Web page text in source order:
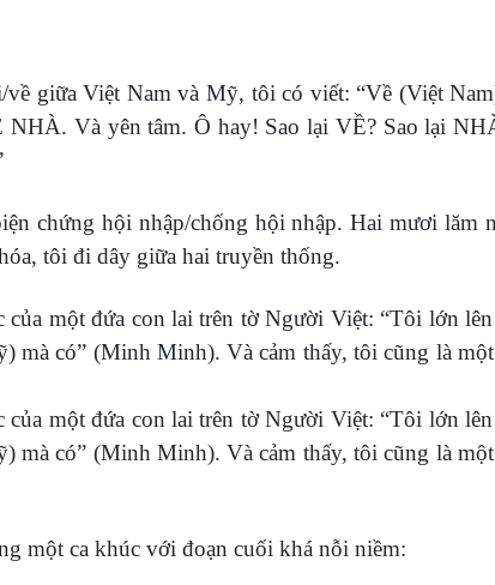
giữa Việt Nam và Mỹ, tôi có viết: “Về (Việt
Và yên tâm. Ô hay! Sao lại VỀ? Sao lại
chứng hội nhập/chống hội nhập. Hai mươi lăm
tôi đi dây giữa hai truyền thống.
một đứa con lai trên tờ Người Việt: “Tôi lớn
mà có” (Minh Minh). Và cảm thấy, tôi cũng là
một đứa con lai trên tờ Người Việt: “Tôi lớn
mà có” (Minh Minh). Và cảm thấy, tôi cũng là
một ca khúc với đoạn cuối khá nỗi niềm: